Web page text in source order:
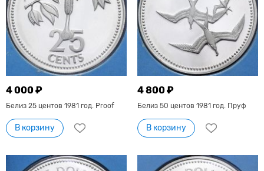
4 000 ₽
Белиз 25 центов 1981 год. Proof
В корзину
4 800 ₽
Белиз 50 центов 1981 год. Пруф
В корзину